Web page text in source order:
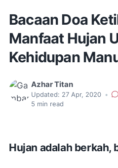
Bacaan Doa
Manfaat Hujan
Kehidupan
Azhar Titan
Updated: 27 Apr, 2020 •
5 min read
Hujan adalah berkah,